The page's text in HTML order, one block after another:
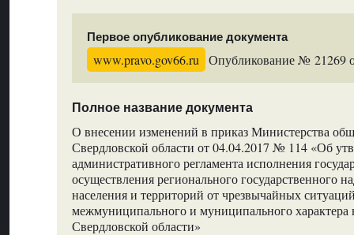
Первое опубликование документа
www.pravo.gov66.ru Опубликование № 21269
Полное название документа
О внесении изменений в приказ Министерства
Свердловской области от 04.04.2017 № 114 «Об
административного регламента исполнения
осуществления регионального государственного
населения и территорий от чрезвычайных
межмуниципального и муниципального характера
Свердловской области»